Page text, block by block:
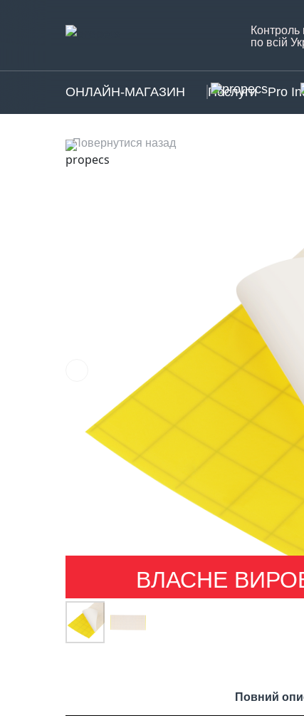
Контроль
по всій
ОНЛАЙН-МАГАЗИН Послуги Pro
Повернутися назад
ВЛАСНЕ
Повний